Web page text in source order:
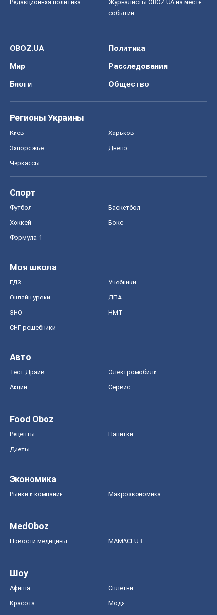
Редакционная политика
Журналисты OBOZ.UA на месте
событий
OBOZ.UA
Политика
Мир
Расследования
Блоги
Общество
Регионы Украины
Киев Харьков
Запорожье Днепр
Черкассы
Спорт
Футбол Баскетбол
Хоккей Бокс
Формула-1
Моя школа
ГДЗ Учебники
Онлайн уроки ДПА
ЗНО НМТ
СНГ решебники
Авто
Тест Драйв Электромобили
Акции Сервис
Food Oboz
Рецепты Напитки
Диеты
Экономика
Рынки и компании Mакроэкономика
MedOboz
Новости медицины MAMACLUB
Шоу
Афиша Сплетни
Красота Мода